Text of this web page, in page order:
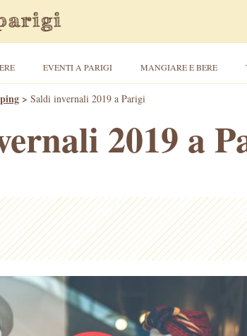
EVENTI A PARIGI MANGIARE E BERE
> Saldi invernali 2019 a Parigi
2019 a